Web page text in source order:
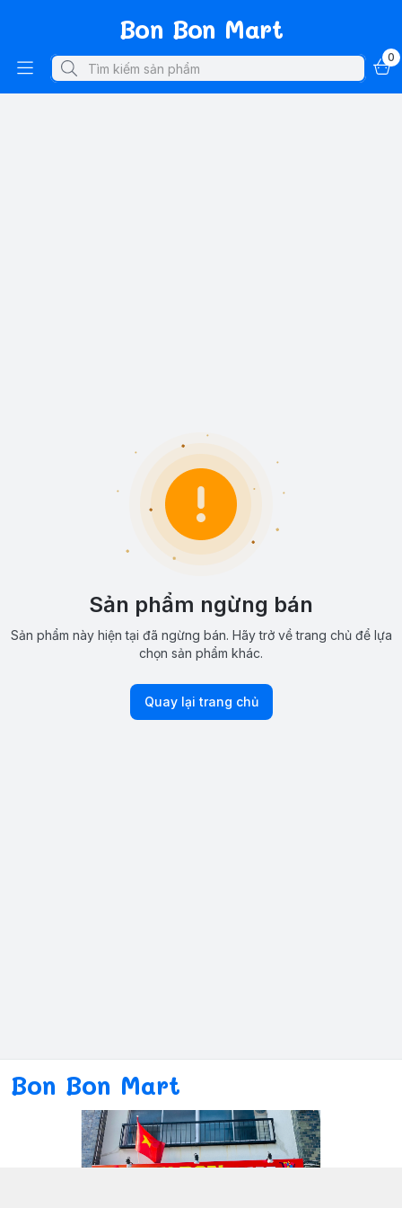
Bon Bon Mart
0
Sản phẩm ngừng bán
Sản phẩm này hiện tại đã ngừng bán. Hãy trở về trang chủ để lựa
chọn sản phẩm khác.
Quay lại trang chủ
Bon Bon Mart